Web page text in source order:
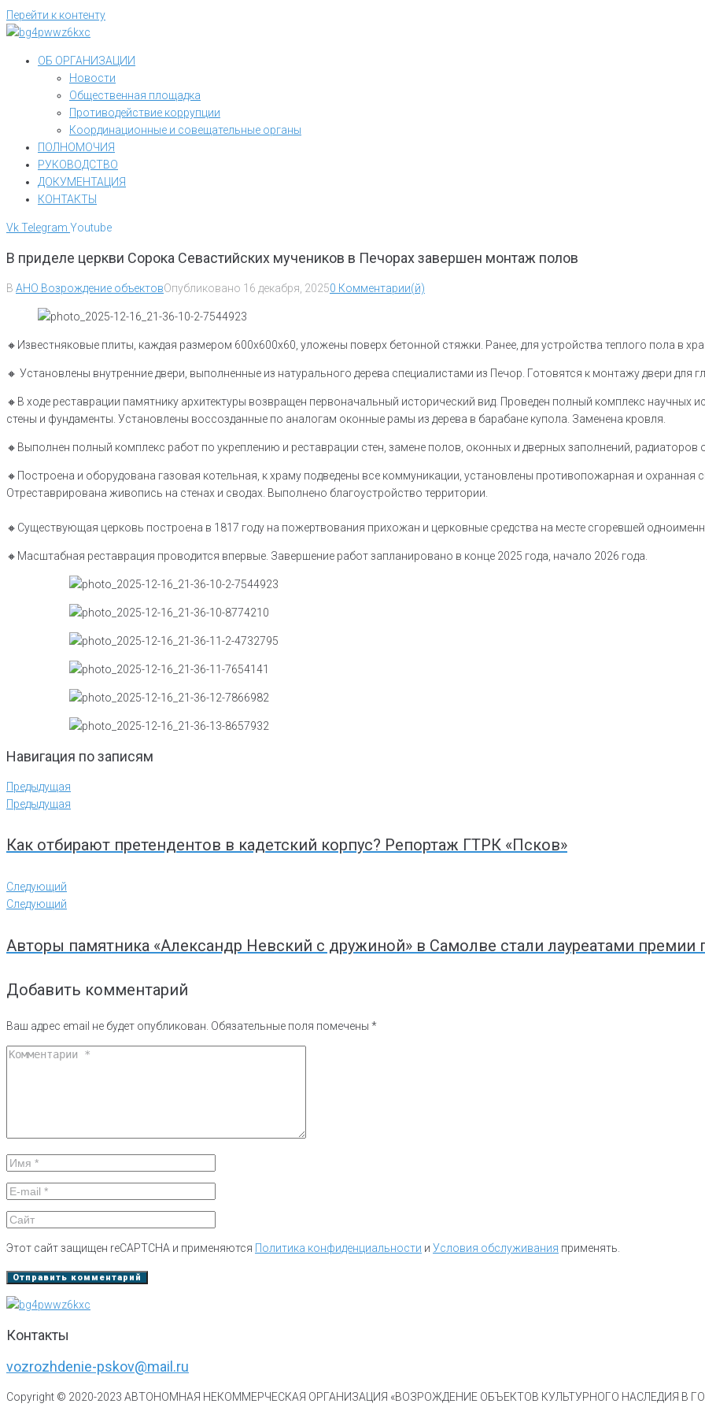
Перейти к контенту
ОБ ОРГАНИЗАЦИИ
Новости
Общественная площадка
Противодействие коррупции
Координационные и совещательные органы
ПОЛНОМОЧИЯ
РУКОВОДСТВО
ДОКУМЕНТАЦИЯ
КОНТАКТЫ
VkTelegram Youtube
В приделе церкви Сорока Севастийских мучеников в Печорах завершен монтаж полов
В АНО Возрождение объектовОпубликовано 16 декабря, 20250 Комментарии(й)
🔸Известняковые плиты, каждая размером 600х600х60, уложены поверх бетонной стяжки. Ранее, для устройства теплого пола в
🔸 Установлены внутренние двери, выполненные из натурального дерева специалистами из Печор. Готовятся к монтажу двери для
🔸В ходе реставрации памятнику архитектуры возвращен первоначальный исторический вид. Проведен полный комплекс научных
стены и фундаменты. Установлены воссозданные по аналогам оконные рамы из дерева в барабане купола. Заменена кровля.
🔸Выполнен полный комплекс работ по укреплению и реставрации стен, замене полов, оконных и дверных заполнений, радиаторов
🔸Построена и оборудована газовая котельная, к храму подведены все коммуникации, установлены противопожарная и охранная
Отреставрирована живопись на стенах и сводах. Выполнено благоустройство территории.
🔸Существующая церковь построена в 1817 году на пожертвования прихожан и церковные средства на месте сгоревшей
🔸Масштабная реставрация проводится впервые. Завершение работ запланировано в конце 2025 года, начало 2026 года.
Навигация по записям
Предыдущая
Предыдущая
Как отбирают претендентов в кадетский корпус? Репортаж ГТРК «Псков»
Следующий
Следующий
Авторы памятника «Александр Невский с дружиной» в Самолве стали лауреатами премии
Добавить комментарий
Ваш адрес email не будет опубликован. Обязательные поля помечены *
Этот сайт защищен reCAPTCHA и применяются Политика конфиденциальности и Условия обслуживания применять.
Контакты
vozrozhdenie-pskov@mail.ru
Copyright © 2020-2023 АВТОНОМНАЯ НЕКОММЕРЧЕСКАЯ ОРГАНИЗАЦИЯ «ВОЗРОЖДЕНИЕ ОБЪЕКТОВ КУЛЬТУРНОГО НАСЛЕДИЯ В